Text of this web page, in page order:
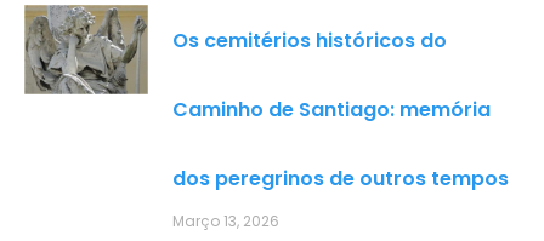
Os cemitérios históricos do
Caminho de Santiago: memória
dos peregrinos de outros tempos
Março 13, 2026